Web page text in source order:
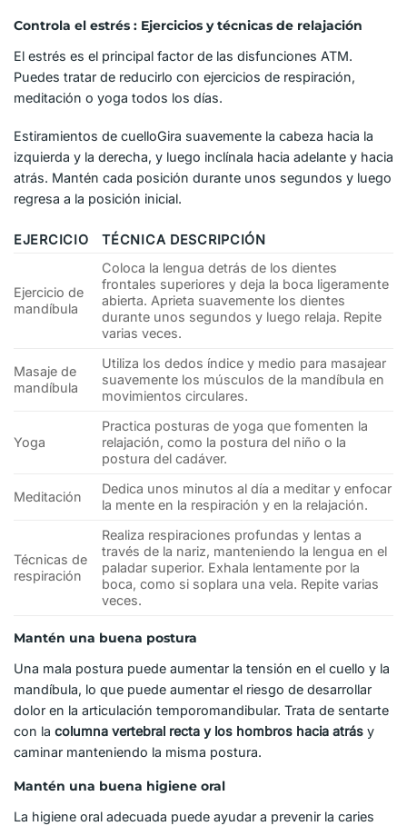
Controla el estrés : Ejercicios y técnicas de relajación
El estrés es el principal factor de las disfunciones ATM.
Puedes tratar de reducirlo con ejercicios de respiración,
meditación o yoga todos los días.
Estiramientos de cuelloGira suavemente la cabeza hacia la
izquierda y la derecha, y luego inclínala hacia adelante y hacia
atrás. Mantén cada posición durante unos segundos y luego
regresa a la posición inicial.
EJERCICIO TÉCNICA DESCRIPCIÓN
Ejercicio de
mandíbula
Coloca la lengua detrás de los dientes
frontales superiores y deja la boca ligeramente
abierta. Aprieta suavemente los dientes
durante unos segundos y luego relaja. Repite
varias veces.
Masaje de
mandíbula
Utiliza los dedos índice y medio para masajear
suavemente los músculos de la mandíbula en
movimientos circulares.
Yoga
Practica posturas de yoga que fomenten la
relajación, como la postura del niño o la
postura del cadáver.
Meditación
Dedica unos minutos al día a meditar y enfocar
la mente en la respiración y en la relajación.
Técnicas de
respiración
Realiza respiraciones profundas y lentas a
través de la nariz, manteniendo la lengua en el
paladar superior. Exhala lentamente por la
boca, como si soplara una vela. Repite varias
veces.
Mantén una buena postura
Una mala postura puede aumentar la tensión en el cuello y la
mandíbula, lo que puede aumentar el riesgo de desarrollar
dolor en la articulación temporomandibular. Trata de sentarte
con la columna vertebral recta y los hombros hacia atrás y
caminar manteniendo la misma postura.
Mantén una buena higiene oral
La higiene oral adecuada puede ayudar a prevenir la caries